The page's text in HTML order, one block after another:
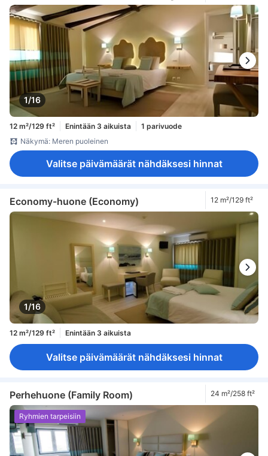
1/16
12 m²/129 ft² Enintään 3 aikuista
1 parivuode
Näkymä: Meren puoleinen
Valitse päivämäärät nähdäksesi hinnat
Economy-huone (Economy) 12 m²/129 ft²
1/16
12 m²/129 ft² Enintään 3 aikuista
Valitse päivämäärät nähdäksesi hinnat
Perhehuone (Family Room) 24 m²/258 ft²
Ryhmien tarpeisiin